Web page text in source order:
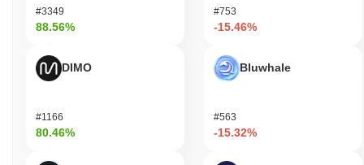
#3349
88.56%
DIMO
#1166
80.46%
#753
-15.46%
Bluwhale
#563
-15.32%